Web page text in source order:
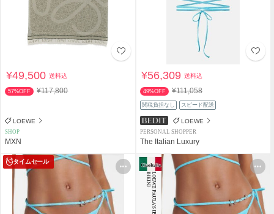
¥49,500送料込
57%OFF ¥117,800
LOEWE
SHOP
MXN
¥56,309送料込
49%OFF ¥111,058
関税負担なし スピード配送
LOEWE
PERSONAL SHOPPER
The Italian Luxury
タイムセール